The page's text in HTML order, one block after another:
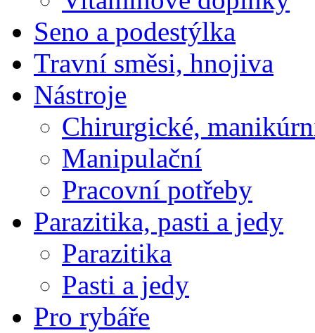
Seno a podestýlka
Travní směsi, hnojiva
Nástroje
Chirurgické,
Manipulační
Pracovní potřeby
Parazitika, pasti a jedy
Parazitika
Pasti a jedy
Pro rybáře